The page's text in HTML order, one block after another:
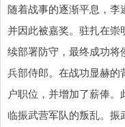
随着战事的逐渐平息，李
并因此被嘉奖。驻扎在
续部署防守，最终成功
兵部侍郎。在战功显赫
户职位，并增加了薪俸
临振武营军队的叛乱。振